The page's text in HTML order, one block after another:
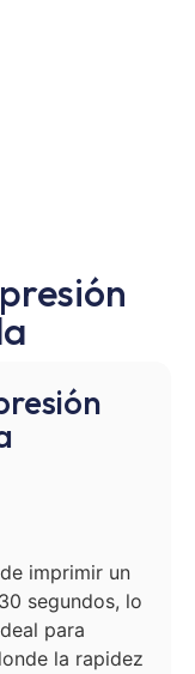
imprimir un
segundos, lo
para
la rapidez